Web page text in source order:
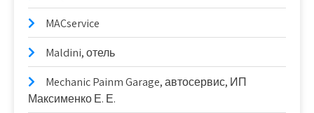
MACservice
Maldini, отель
Mechanic Painm Garage, автосервис, ИП
Максименко Е. Е.